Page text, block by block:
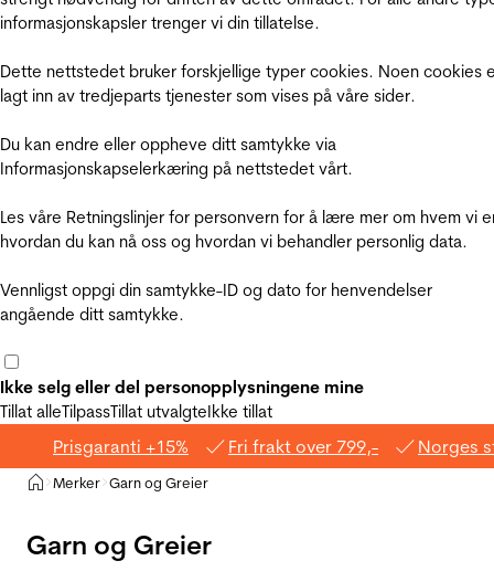
informasjonskapsler trenger vi din tillatelse.
Dette nettstedet bruker forskjellige typer cookies. Noen cookies
lagt inn av tredjeparts tjenester som vises på våre sider.
Du kan endre eller oppheve ditt samtykke via
Informasjonskapselerkæring på nettstedet vårt.
Les våre Retningslinjer for personvern for å lære mer om hvem vi
hvordan du kan nå oss og hvordan vi behandler personlig data.
Vennligst oppgi din samtykke-ID og dato for henvendelser
angående ditt samtykke.
Ikke selg eller del personopplysningene mine
Tillat alleTilpassTillat utvalgteIkke tillat
Prisgaranti +15% Fri frakt over 799,- Norges
Hjem
>
Merker >Garn og Greier
Garn og Greier